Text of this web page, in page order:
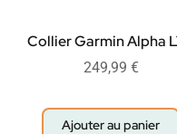
Collier Garmin Alpha
249,99 €
Ajouter au panier